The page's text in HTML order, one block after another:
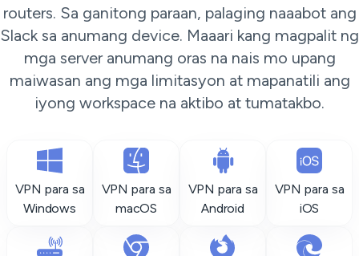
routers. Sa ganitong paraan, palaging naaabot ang
Slack sa anumang device. Maaari kang magpalit ng
mga server anumang oras na nais mo upang
maiwasan ang mga limitasyon at mapanatili ang
iyong workspace na aktibo at tumatakbo.
VPN para sa
Windows
VPN para sa
macOS
VPN para sa
Android
VPN para sa
iOS